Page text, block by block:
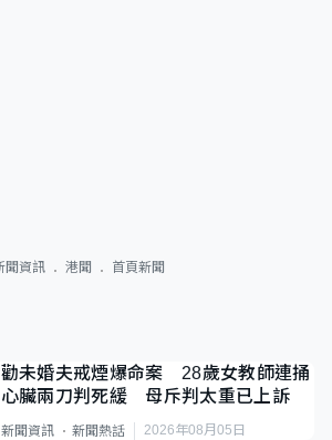
聞資訊 港聞 首頁新聞
勸未婚夫戒煙爆命案 28歲女教師連捅
心臟兩刀判死緩 母斥判太重已上訴
新聞資訊 新聞熱話 2026年08月05日